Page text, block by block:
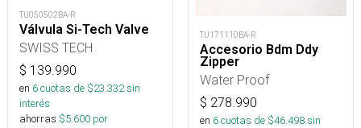
TU050502BA-R
Válvula Si-Tech Valve
SWISS TECH
$ 139.990
en 6cuotas de $23.332sin
interés
ahorras $5.600 por
TU171110BA-R
Accesorio Bdm Ddy
Zipper
Water Proof
$ 278.990
en 6cuotas de $46.498sin